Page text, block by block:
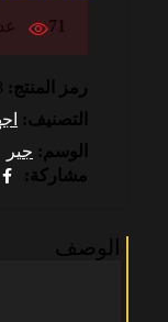
رمز المنتج:
التصنيف:
الوسم: جير
مشاركة:
الوصف